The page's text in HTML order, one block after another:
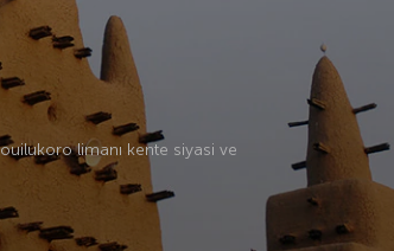
limanı kente siyasi ve